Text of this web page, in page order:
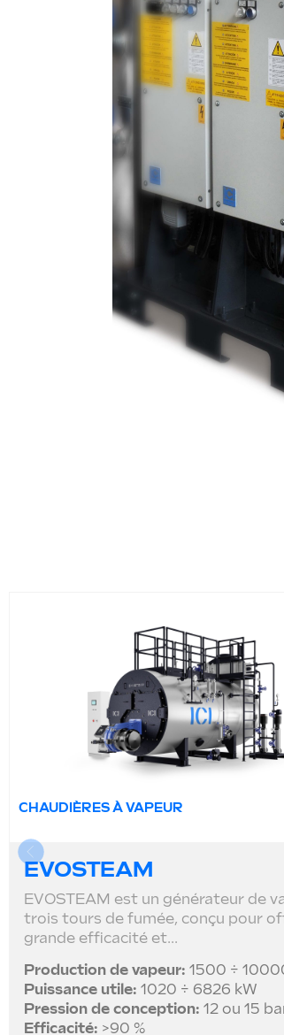
CHAUDIÈRES À VAPEUR
EVOSTEAM
EVOSTEAM est un générateur de
trois tours de fumée, conçu pour
grande efficacité et...
Production de vapeur: 1500 ÷
Puissance utile: 1020 ÷ 6826 kW
Pression de conception: 12 ou 15
Efficacité: >90 %